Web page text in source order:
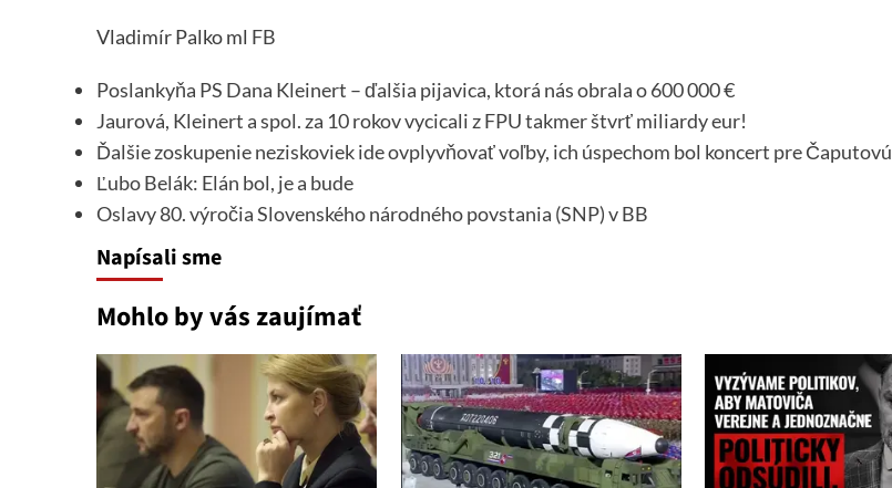
Vladimír Palko ml FB
Poslankyňa PS Dana Kleinert – ďalšia pijavica, ktorá nás obrala o 600 000 €
Jaurová, Kleinert a spol. za 10 rokov vycicali z FPU takmer štvrť miliardy eur!
Ďalšie zoskupenie neziskoviek ide ovplyvňovať voľby, ich úspechom bol koncert pre Čaputovú
Ľubo Belák: Elán bol, je a bude
Oslavy 80. výročia Slovenského národného povstania (SNP) v BB
Napísali sme
Mohlo by vás zaujímať